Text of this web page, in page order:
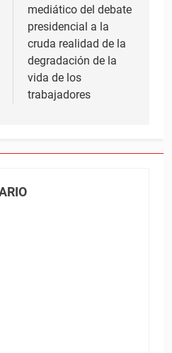
mediático del debate
presidencial a la
cruda realidad de la
degradación de la
vida de los
trabajadores